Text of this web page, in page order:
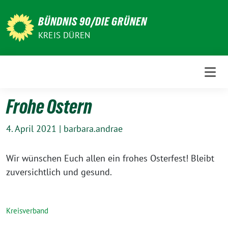
zum
Inhalt
BÜNDNIS 90/DIE GRÜNEN
KREIS DÜREN
Frohe Ostern
4. April 2021 | barbara.andrae
Wir wünschen Euch allen ein frohes Osterfest! Bleibt
zuversichtlich und gesund.
Kreisverband